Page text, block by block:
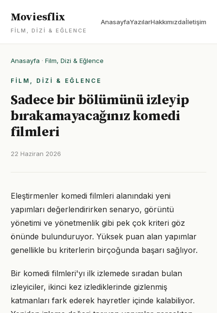
Moviesflix
FILM, DIZI & EĞLENCE
AnasayfaYazılarHakkımızdaİletişim
Anasayfa · Film, Dizi & Eğlence
FILM, DIZI & EĞLENCE
Sadece bir bölümünü izleyip
bırakamayacağınız komedi
filmleri
22 Haziran 2026
Eleştirmenler komedi filmleri alanındaki yeni
yapımları değerlendirirken senaryo, görüntü
yönetimi ve yönetmenlik gibi pek çok kriteri göz
önünde bulunduruyor. Yüksek puan alan yapımlar
genellikle bu kriterlerin birçoğunda başarı sağlıyor.
Bir komedi filmleri'yı ilk izlemede sıradan bulan
izleyiciler, ikinci kez izlediklerinde gizlenmiş
katmanları fark ederek hayretler içinde kalabiliyor.